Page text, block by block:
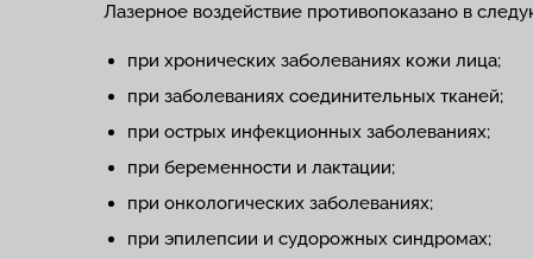
Лазерное воздействие противопоказано в
при хронических заболеваниях кожи лица;
при заболеваниях соединительных тканей;
при острых инфекционных заболеваниях;
при беременности и лактации;
при онкологических заболеваниях;
при эпилепсии и судорожных синдромах;